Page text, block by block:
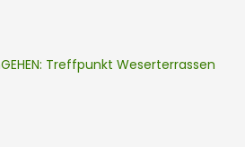
Treffpunkt Weserterrassen